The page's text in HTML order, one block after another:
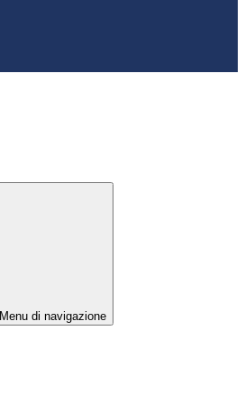
Menu di navigazione